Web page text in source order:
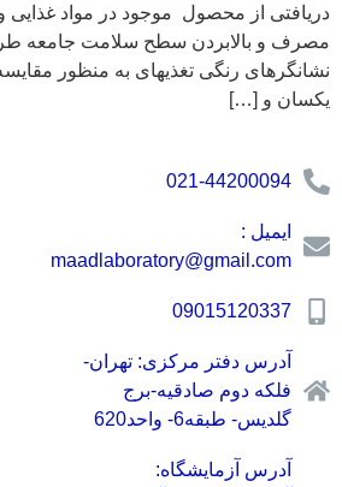
دریافتی از محصول موجود در مواد غذایی
مصرف و بالابردن سطح سلامت جامعه
نشانگرهای رنگی تغذیهای به منظور
یکسان و […]
021-44200094
ایمیل :
maadlaboratory@gmail.com
09015120337
آدرس دفتر مرکزی: تهران-
فلکه دوم صادقیه-برج
گلدیس- طبقه6- واحد620
آدرس آزمایشگاه: